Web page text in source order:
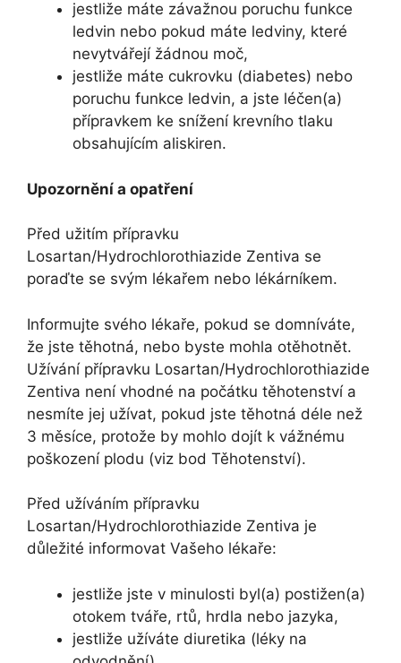
jestliže máte závažnou poruchu funkce
ledvin nebo pokud máte ledviny, které
nevytvářejí žádnou moč,
jestliže máte cukrovku (diabetes) nebo
poruchu funkce ledvin, a jste léčen(a)
přípravkem ke snížení krevního tlaku
obsahujícím aliskiren.
Upozornění a opatření
Před užitím přípravku
Losartan/Hydrochlorothiazide Zentiva se
poraďte se svým lékařem nebo lékárníkem.
Informujte svého lékaře, pokud se domníváte,
že jste těhotná, nebo byste mohla otěhotnět.
Užívání přípravku Losartan/Hydrochlorothiazide
Zentiva není vhodné na počátku těhotenství a
nesmíte jej užívat, pokud jste těhotná déle než
3 měsíce, protože by mohlo dojít k vážnému
poškození plodu (viz bod Těhotenství).
Před užíváním přípravku
Losartan/Hydrochlorothiazide Zentiva je
důležité informovat Vašeho lékaře:
jestliže jste v minulosti byl(a) postižen(a)
otokem tváře, rtů, hrdla nebo jazyka,
jestliže užíváte diuretika (léky na